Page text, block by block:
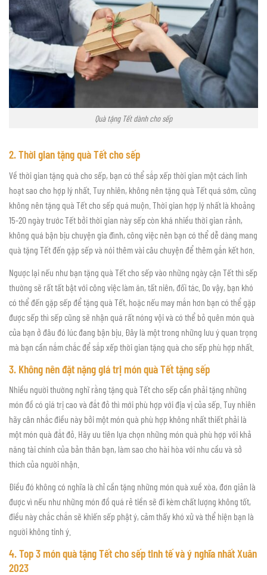
Quà tặng Tết dành cho sếp
2. Thời gian tặng quà Tết cho sếp
Về thời gian tặng quà cho sếp, bạn có thể sắp xếp thời gian một cách linh
hoạt sao cho hợp lý nhất. Tuy nhiên, không nên tặng quà Tết quá sớm, cũng
không nên tặng quà Tết cho sếp quá muộn. Thời gian hợp lý nhất là khoảng
15-20 ngày trước Tết bởi thời gian này sếp còn khá nhiều thời gian rảnh,
không quá bận bịu chuyện gia đình, công việc nên bạn có thể dễ dàng mang
quà tặng Tết đến gặp sếp và nói thêm vài câu chuyện để thêm gắn kết hơn.
Ngược lại nếu như bạn tặng quà Tết cho sếp vào những ngày cận Tết thì sếp
thường sẽ rất tất bật với công việc làm ăn, tất niên, đối tác. Do vậy, bạn khó
có thể đến gặp sếp để tặng quà Tết, hoặc nếu may mắn hơn bạn có thể gặp
được sếp thì sếp cũng sẽ nhận quá rất nóng vội và có thể bỏ quên món quà
của bạn ở đâu đó lúc đang bận bịu. Đây là một trong những lưu ý quan trọng
mà bạn cần nắm chắc để sắp xếp thời gian tặng quà cho sếp phù hợp nhất.
3. Không nên đặt nặng giá trị món quà Tết tặng sếp
Nhiều người thường nghĩ rằng tặng quà Tết cho sếp cần phải tặng những
món đồ có giá trị cao và đắt đỏ thì mới phù hợp với địa vị của sếp. Tuy nhiên
hãy cân nhắc điều này bởi một món quà phù hợp không nhất thiết phải là
một món quà đắt đỏ. Hãy ưu tiên lựa chọn những món quà phù hợp với khả
năng tài chính của bản thân bạn, làm sao cho hài hòa với nhu cầu và sở
thích của người nhận.
Điều đó không có nghĩa là chỉ cần tặng những món quà xuề xòa, đơn giản là
được vì nếu như những món đồ quá rẻ tiền sẽ đi kèm chất lượng không tốt,
điều này chắc chắn sẽ khiến sếp phật ý, cảm thấy khó xử và thể hiện bạn là
người không tinh ý.
4. Top 3 món quà tặng Tết cho sếp tinh tế và ý nghĩa nhất Xuân
2023